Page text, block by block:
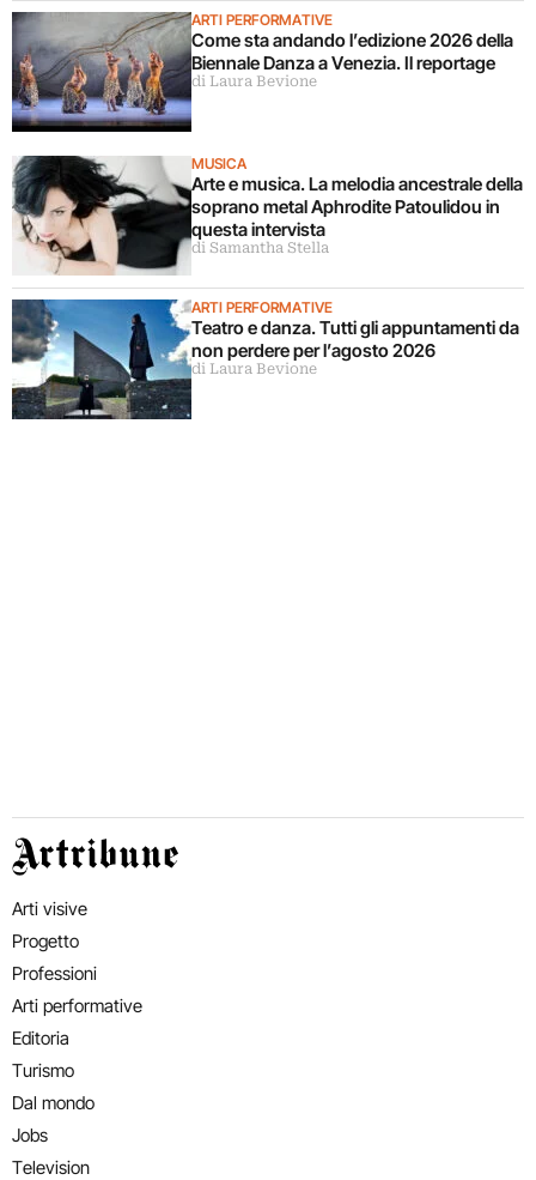
ARTI PERFORMATIVE
Come sta andando l’edizione 2026 della
Biennale Danza a Venezia. Il reportage
di Laura Bevione
MUSICA
Arte e musica. La melodia ancestrale della
soprano metal Aphrodite Patoulidou in
questa intervista
di Samantha Stella
ARTI PERFORMATIVE
Teatro e danza. Tutti gli appuntamenti da
non perdere per l’agosto 2026
di Laura Bevione
Artribune
Arti visive
Progetto
Professioni
Arti performative
Editoria
Turismo
Dal mondo
Jobs
Television